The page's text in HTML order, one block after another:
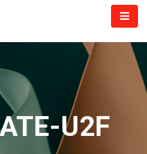
U2F